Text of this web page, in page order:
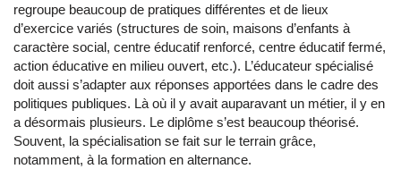
regroupe beaucoup de pratiques différentes et de lieux
d’exercice variés (structures de soin, maisons d’enfants à
caractère social, centre éducatif renforcé, centre éducatif fermé,
action éducative en milieu ouvert, etc.). L’éducateur spécialisé
doit aussi s’adapter aux réponses apportées dans le cadre des
politiques publiques. Là où il y avait auparavant un métier, il y en
a désormais plusieurs. Le diplôme s’est beaucoup théorisé.
Souvent, la spécialisation se fait sur le terrain grâce,
notamment, à la formation en alternance.